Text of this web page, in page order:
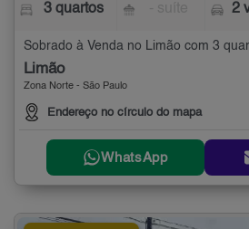
3 quartos 2
Sobrado à Venda no Limão com 3
Limão
Zona Norte - São Paulo
Endereço no círculo do mapa
WhatsApp